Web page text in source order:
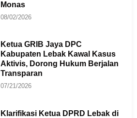
Monas
08/02/2026
Ketua GRIB Jaya DPC
Kabupaten Lebak Kawal Kasus
Aktivis, Dorong Hukum Berjalan
Transparan
07/21/2026
Klarifikasi Ketua DPRD Lebak di